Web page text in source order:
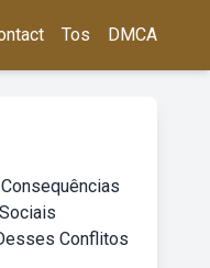
Tos DMCA
Conflitos